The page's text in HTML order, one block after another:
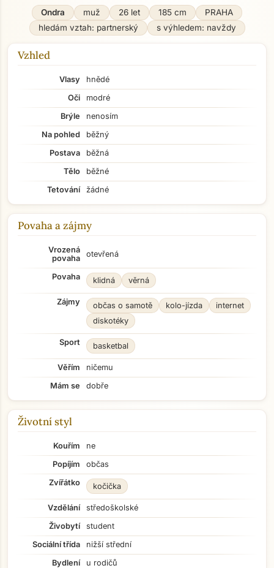
Ondra muž 26 let 185 cm
PRAHA
hledám vztah: partnerský
s výhledem: navždy
Vzhled
Vlasy
hnědé
Oči
modré
Brýle
nenosím
Na pohled
běžný
Postava
běžná
Tělo
běžné
Tetování
žádné
Povaha a zájmy
Vrozená
povaha
otevřená
Povaha klidná věrná
Zájmy občas o samotě kolo-jízda
internet
diskotéky
Sport basketbal
Věřím
ničemu
Mám se
dobře
Životní styl
Kouřím
ne
Popíjím
občas
Zvířátko
kočička
Vzdělání
středoškolské
Živobytí
student
Sociální třída
nižší střední
Bydlení
u rodičů